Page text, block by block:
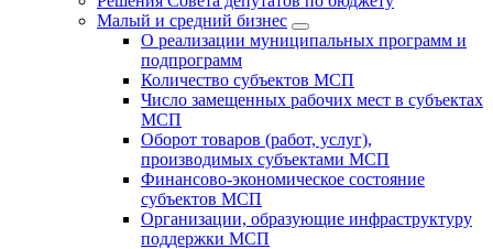
Малый и средний бизнес
О реализации муниципальных программ и
подпрограмм
Количество субъектов МСП
Число замещенных рабочих мест в субъектах
МСП
Оборот товаров (работ, услуг),
производимых субъектами МСП
Финансово-экономическое состояние
субъектов МСП
Организации, образующие инфраструктуру
поддержки МСП